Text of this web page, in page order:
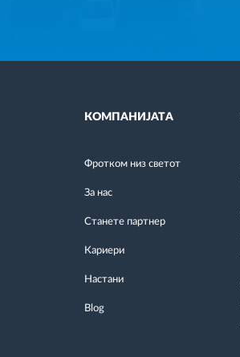
КОМПАНИЈАТА
Фротком низ светот
За нас
Станете партнер
Кариери
Настани
Blog